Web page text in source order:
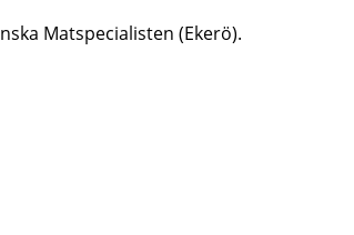
Matspecialisten (Ekerö).